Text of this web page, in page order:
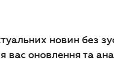
новин без
вас оновлення та